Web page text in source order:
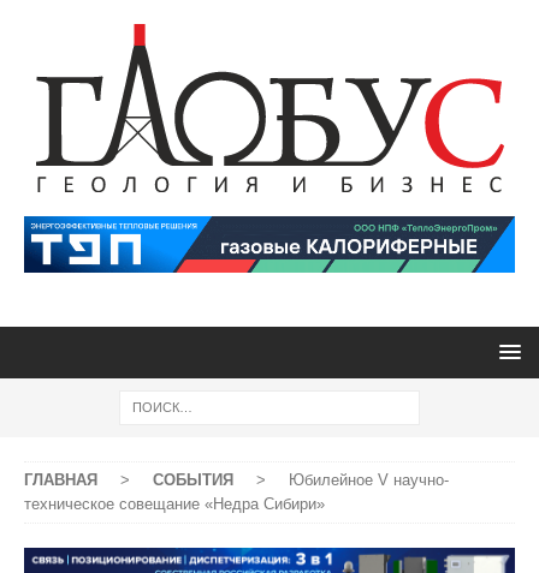
ГЛАВНАЯ > СОБЫТИЯ >
Юбилейное V научно-
техническое совещание «Недра Сибири»